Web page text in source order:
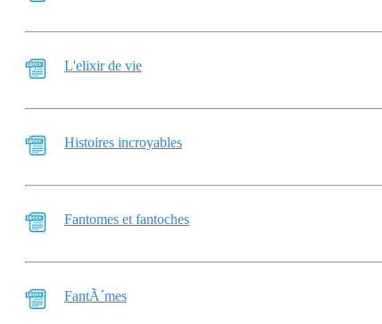
L'elixir de vie
Histoires incroyables
Fantomes et fantoches
FantÃ´mes